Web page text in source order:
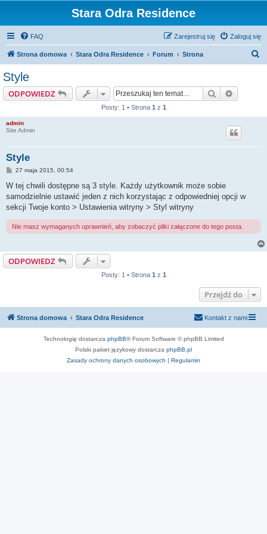
Stara Odra Residence
FAQ Zaloguj się
Zarejestruj się
Strona domowa Stara Odra Residence Forum Strona
Style
ODPOWIEDZ Szukaj
Posty: 1 • Strona 1 z 1
admin
Site Admin
Style
P
s
27 maja 2015, 00:54
W tej chwili dostępne są 3 style. Każdy użytkownik może sobie
samodzielnie ustawić jeden z nich korzystając z odpowiedniej opcji w
sekcji Twoje konto > Ustawienia witryny > Styl witryny
Nie masz wymaganych uprawnień, aby zobaczyć pliki załączone do tego posta.
ODPOWIEDZ
Posty: 1 • Strona 1 z 1
Przejdź do
Strona domowa Stara Odra Residence Kontakt z nami
Technologię dostarcza phpBB® Forum Software © phpBB Limited
Polski pakiet językowy dostarcza phpBB.pl
Zasady ochrony danych osobowych | Regulamin